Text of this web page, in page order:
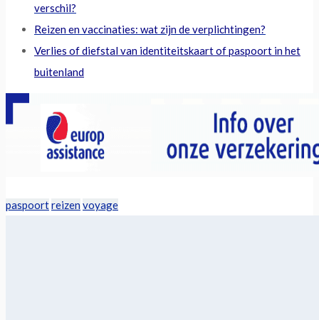
verschil?
Reizen en vaccinaties: wat zijn de verplichtingen?
Verlies of diefstal van identiteitskaart of paspoort in het
buitenland
paspoortreizen voyage